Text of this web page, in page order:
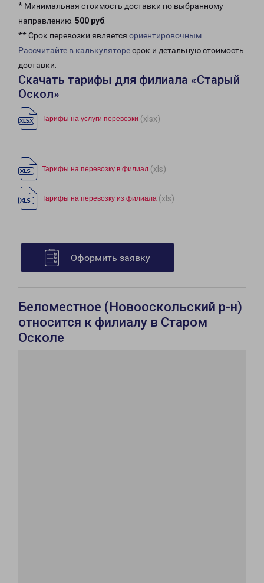
* Минимальная стоимость доставки по выбранному
направлению: 500 руб.
** Срок перевозки является ориентировочным
Рассчитайте в калькуляторесрок и детальную стоимость
доставки.
Скачать тарифы для филиала «Старый
Оскол»
Тарифы на услуги перевозки (xlsx)
Тарифы на перевозку в филиал (xls)
Тарифы на перевозку из филиала (xls)
Оформить заявку
Беломестное (Новооскольский р-н)
относится к филиалу в Старом
Осколе